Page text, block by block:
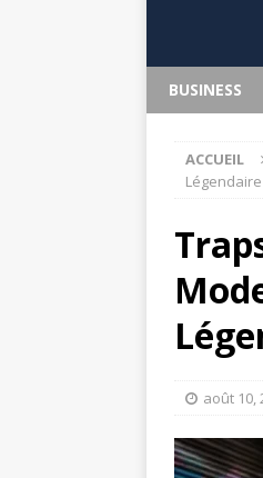
BUSINESS
ACCUEIL
Légendaire
août 10,